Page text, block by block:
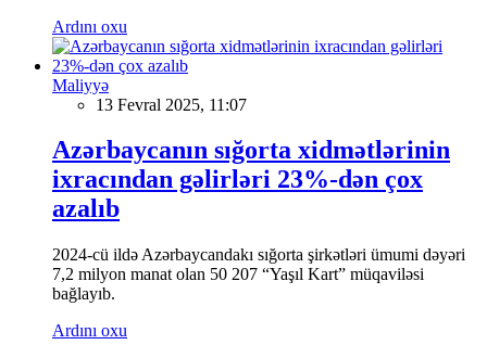
Ardını oxu
Maliyyə
13 Fevral 2025, 11:07
Azərbaycanın sığorta xidmətlərinin
ixracından gəlirləri 23%-dən çox
azalıb
2024-cü ildə Azərbaycandakı sığorta şirkətləri ümumi dəyəri
7,2 milyon manat olan 50 207 “Yaşıl Kart” müqaviləsi
bağlayıb.
Ardını oxu